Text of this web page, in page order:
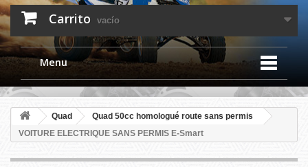
Carrito vacío
Menu
Quad
Quad 50cc homologué route sans permis
VOITURE ELECTRIQUE SANS PERMIS E-Smart